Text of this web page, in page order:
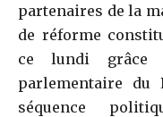
partenaires de la
de réforme
ce lundi grâce
parlementaire du
séquence